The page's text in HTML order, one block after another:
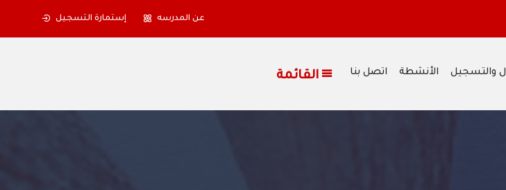
عن المدرسه إستمارة التسجيل
والتسجيل الأنشطة اتصل بنا